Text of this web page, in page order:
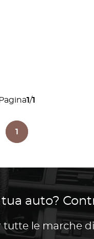
Pagina1/1
1
auto?
tutte le marche